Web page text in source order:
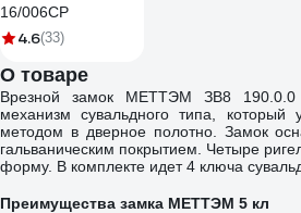
16/006CP
4.6(33)
О товаре
Врезной замок МЕТТЭМ ЗВ8
механизм сувальдного типа, который
методом в дверное полотно. Замок
гальваническим покрытием. Четыре
форму. В комплекте идет 4 ключа
Преимущества замка МЕТТЭМ 5 кл